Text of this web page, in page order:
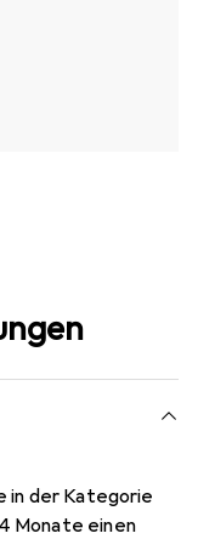
in der Kategorie
Monate einen